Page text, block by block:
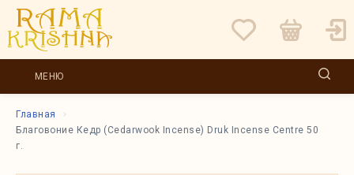
МЕНЮ
Главная
Благовоние Кедр (Cedarwook Incense) Druk Incense Centre 50
г.